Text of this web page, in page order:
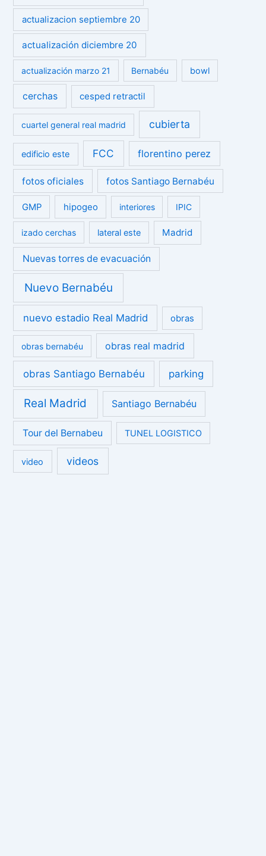
actualizacion septiembre 20
actualización diciembre 20
actualización marzo 21 Bernabéu bowl
cerchas cesped retractil
cuartel general real madrid cubierta
edificio este FCC florentino perez
fotos oficiales fotos Santiago Bernabéu
GMP hipogeo interiores IPIC
izado cerchas lateral este Madrid
Nuevas torres de evacuación
Nuevo Bernabéu
nuevo estadio Real Madrid obras
obras bernabéu obras real madrid
obras Santiago Bernabéu parking
Real Madrid Santiago Bernabéu
Tour del Bernabeu TUNEL LOGISTICO
video videos